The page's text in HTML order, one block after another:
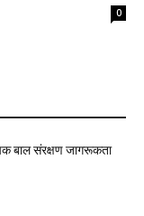
0
बाल संरक्षण जागरूकता